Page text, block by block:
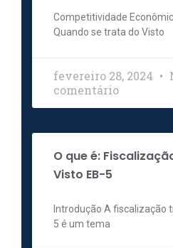
Competitividade
Quando se trata do Visto
fevereiro 28, 2024
comentário
O que é:
Visto EB-5
Introdução A fiscalização
5 é um tema